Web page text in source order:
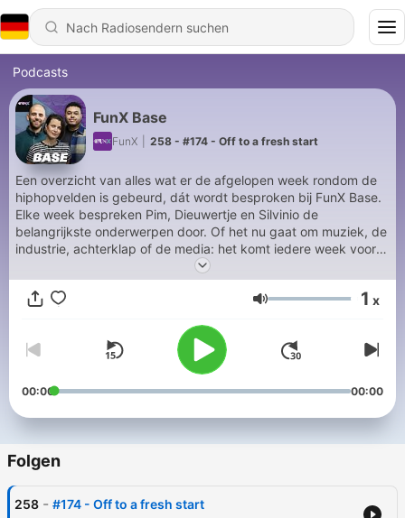
Podcasts
FunX Base
FunX 258 - #174 - Off to a fresh start
Een overzicht van alles wat er de afgelopen week rondom de
hiphopvelden is gebeurd, dát wordt besproken bij FunX Base.
Elke week bespreken Pim, Dieuwertje en Silvinio de
belangrijkste onderwerpen door. Of het nu gaat om muziek, de
industrie, achterklap of de media: het komt iedere week voorbij
Lautstärke 1 x
00:00 00:00
Folgen
258 - #174 - Off to a fresh start